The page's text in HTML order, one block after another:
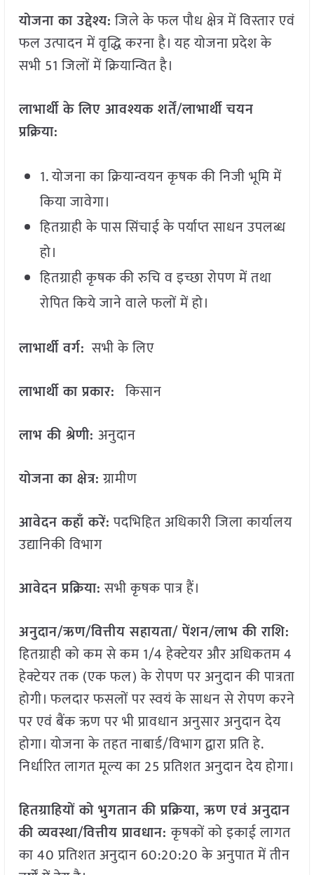
योजना का उद्देश्य:जिले के फल पौध क्षेत्र में विस्तार एवं
फल उत्पादन में वृद्धि करना है। यह योजना प्रदेश के
सभी 51 जिलों में क्रियान्वित है।
लाभार्थी के लिए आवश्यक शर्तें/लाभार्थी चयन
प्रक्रिया:
1. योजना का क्रियान्वयन कृषक की निजी भूमि में
किया जावेगा।
हितग्राही के पास सिंचाई के पर्याप्त साधन उपलब्ध
हो।
हितग्राही कृषक की रुचि व इच्छा रोपण में तथा
रोपित किये जाने वाले फलों में हो।
लाभार्थी वर्ग: सभी के लिए
लाभार्थी का प्रकार: किसान
लाभ की श्रेणी: अनुदान
योजना का क्षेत्र:ग्रामीण
आवेदन कहाँ करें:पदभिहित अधिकारी जिला कार्यालय
उद्यानिकी विभाग
आवेदन प्रक्रिया:सभी कृषक पात्र हैं।
अनुदान/ऋण/वित्तीय सहायता/ पेंशन/लाभ की राशि:
हितग्राही को कम से कम 1/4 हेक्टेयर और अधिकतम 4
हेक्टेयर तक (एक फल) के रोपण पर अनुदान की पात्रता
होगी। फलदार फसलों पर स्वयं के साधन से रोपण करने
पर एवं बैंक ऋण पर भी प्रावधान अनुसार अनुदान देय
होगा। योजना के तहत नाबार्ड/विभाग द्वारा प्रति हे.
निर्धारित लागत मूल्य का 25 प्रतिशत अनुदान देय होगा।
हितग्राहियों को भुगतान की प्रक्रिया,ऋण एवं अनुदान
की व्यवस्था/वित्तीय प्रावधान:कृषकों को इकाई लागत
का 40 प्रतिशत अनुदान 60:20:20 के अनुपात में तीन